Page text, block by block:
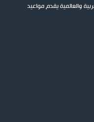
والعالمية يقدم مواعيد